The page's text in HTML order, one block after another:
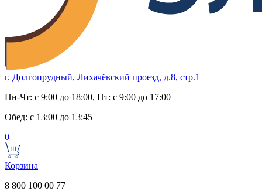
г. Долгопрудный, Лихачёвский проезд, д.8, стр.1
Пн-Чт: с 9:00 до 18:00, Пт: с 9:00 до 17:00
Обед: с 13:00 до 13:45
0
Корзина
8 800 100 00 77